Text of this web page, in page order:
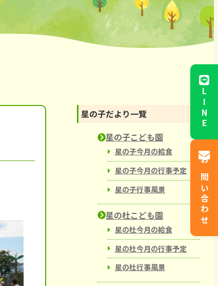
鹿の子台児童館
からと児童館
星の子だより一覽
星の子こども園
星の子今月の給食
星の子今月の行事予定
星の子行事風景
星の杜こども園
星の杜今月の給食
星の杜今月の行事予定
星の杜行事風景
LINE
お問い合わせ